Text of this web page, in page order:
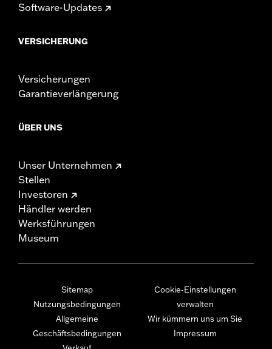
Software-Updates
VERSICHERUNG
Versicherungen
Garantieverlängerung
ÜBER UNS
Unser Unternehmen
Stellen
Investoren
Händler werden
Werksführungen
Museum
Sitemap
Nutzungsbedingungen
Allgemeine
Geschäftsbedingungen
Cookie-Einstellungen
verwalten
Wir kümmern uns um Sie
Impressum